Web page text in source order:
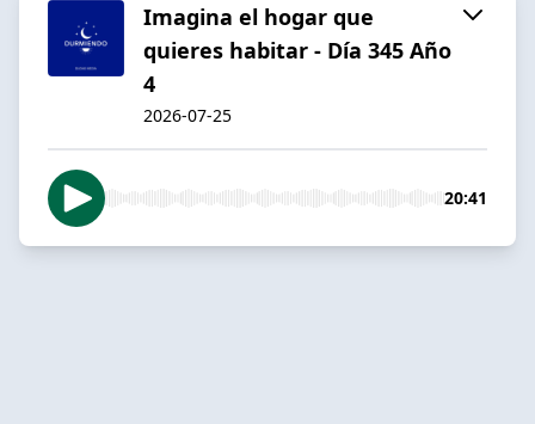
Imagina el hogar que
quieres habitar - Día 345 Año
4
2026-07-25
20:41